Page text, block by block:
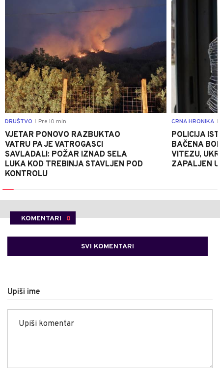
DRUŠTVO Pre 10 min
VJETAR PONOVO RAZBUKTAO
VATRU PA JE VATROGASCI
SAVLADALI: POŽAR IZNAD SELA
LUKA KOD TREBINJA STAVLJEN POD
KONTROLU
CRNA HRONIKA
POLICIJA
BAČENA
VITEZU,
ZAPALJEN
KOMENTARI 0
SVI KOMENTARI
Upiši ime